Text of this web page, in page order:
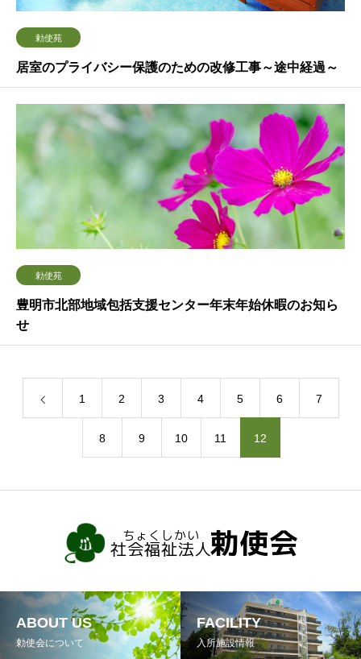
勅使苑
居室のプライバシー保護のための改修工事～途中経過～
勅使苑
豊明市北部地域包括支援センター年末年始休暇のお知ら
せ
1 2 3 4 5 6 7
8 9 10 11 12
ABOUT US
勅使会について
FACILITY
入所施設情報